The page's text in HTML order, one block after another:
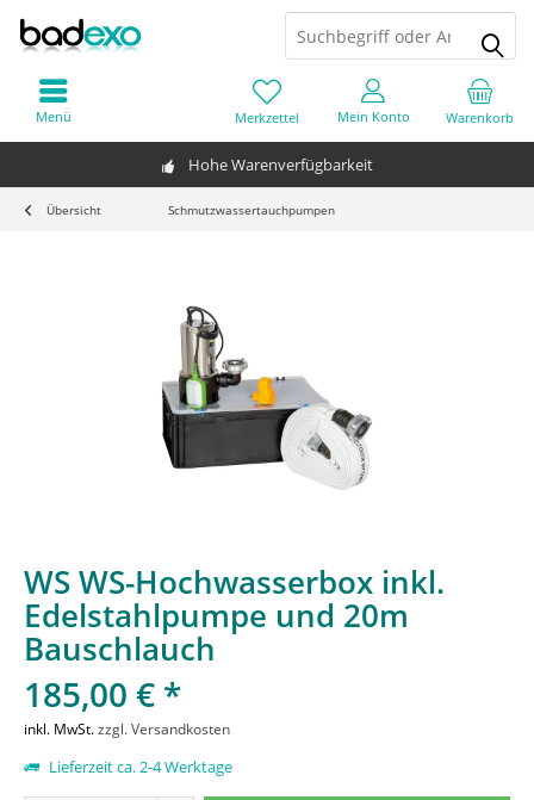
Hohe Warenverfügbarkeit
Warenkorb
Merkzettel Mein Konto
Menü
Übersicht Schmutzwassertauchpumpen
WS WS-Hochwasserbox inkl.
Edelstahlpumpe und 20m
Bauschlauch
185,00 € *
inkl. MwSt.zzgl. Versandkosten
Lieferzeit ca. 2-4 Werktage